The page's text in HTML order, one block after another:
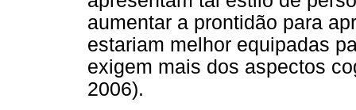
aumentar a prontidão para
estariam melhor equipadas
exigem mais dos aspectos
2006).